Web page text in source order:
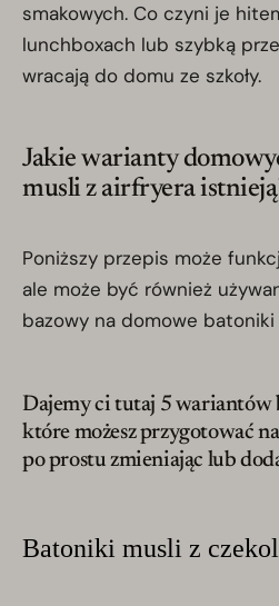
smakowych. Co czyni je
lunchboxach lub szybką
wracają do domu ze szkoły.
Jakie warianty
musli z airfryera
Poniższy przepis może
ale może być również
bazowy na domowe batoniki
Dajemy ci tutaj 5 wariantów
które możesz przygotować
po prostu zmieniając lub
Batoniki musli z